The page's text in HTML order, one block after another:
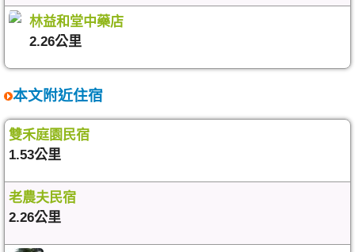
林益和堂中藥店
2.26公里
本文附近住宿
雙禾庭園民宿
1.53公里
老農夫民宿
2.26公里